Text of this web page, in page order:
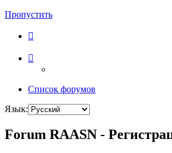
Пропустить
Список форумов
Язык:
Forum RAASN -